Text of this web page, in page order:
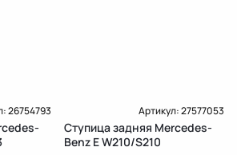
26754793 Артикул:27577053
Ступица задняя Mercedes-
Benz E W210/S210